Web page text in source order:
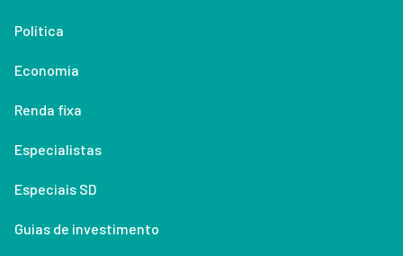
Política
Economia
Renda fixa
Especialistas
Especiais SD
Guias de investimento